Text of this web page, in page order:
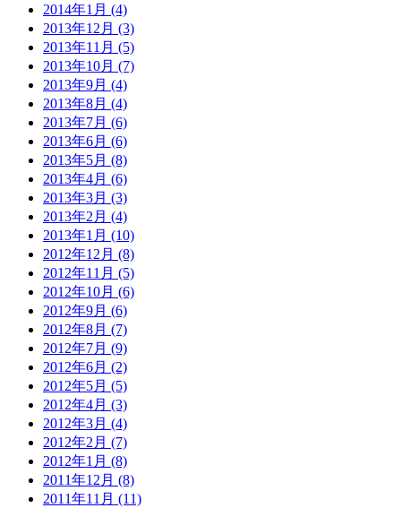
2014年1月 (4)
2013年12月 (3)
2013年11月 (5)
2013年10月 (7)
2013年9月 (4)
2013年8月 (4)
2013年7月 (6)
2013年6月 (6)
2013年5月 (8)
2013年4月 (6)
2013年3月 (3)
2013年2月 (4)
2013年1月 (10)
2012年12月 (8)
2012年11月 (5)
2012年10月 (6)
2012年9月 (6)
2012年8月 (7)
2012年7月 (9)
2012年6月 (2)
2012年5月 (5)
2012年4月 (3)
2012年3月 (4)
2012年2月 (7)
2012年1月 (8)
2011年12月 (8)
2011年11月 (11)